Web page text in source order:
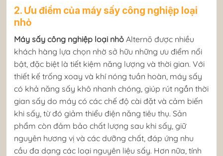
2. Ưu điểm của máy sấy công nghiệp loại
nhỏ
Máy sấy công nghiệp loại nhỏAlternō được nhiều
khách hàng lựa chọn nhờ sở hữu những ưu điểm nổi
bật, đặc biệt là tiết kiệm năng lượng và thời gian. Với
thiết kế trống xoay và khí nóng tuần hoàn, máy sấy
có khả năng sấy khô nhanh chóng, giúp rút ngắn thời
gian sấy do máy có các chế độ cài đặt và cảm biến
khi sấy, từ đó giảm thiểu điện năng tiêu thụ. Sản
phẩm còn đảm bảo chất lượng sau khi sấy, giữ
nguyên hương vị và các dưỡng chất, đáp ứng nhu
cầu đa dạng các loại nguyên liệu sấy. Hơn nữa, tính